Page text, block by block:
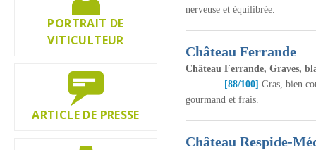
nerveuse et équilibrée.
Château Ferrande
Château Ferrande, Graves,
[88/100] Gras, bien
gourmand et frais.
Château Respide-
PORTRAIT DE
VITICULTEUR
ARTICLE DE PRESSE